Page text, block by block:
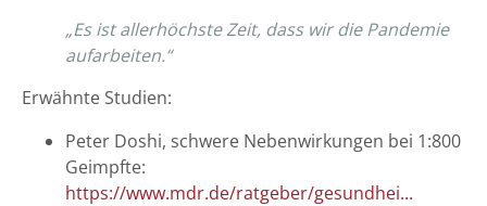
„Es ist allerhöchste Zeit, dass wir die Pandemie
aufarbeiten.“
Erwähnte Studien:
Peter Doshi, schwere Nebenwirkungen bei 1:800
Geimpfte:
https://www.mdr.de/ratgeber/gesundhei...